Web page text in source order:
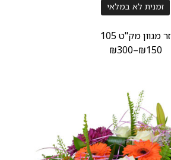
זמנית לא במלאי
זר מגוון מק"ט 105
₪150
–
₪300